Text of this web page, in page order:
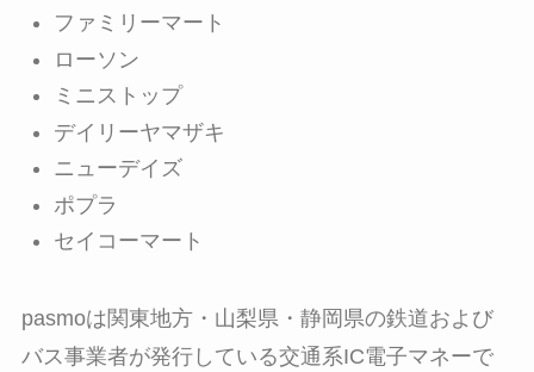
ファミリーマート
ローソン
ミニストップ
デイリーヤマザキ
ニューデイズ
ポプラ
セイコーマート
pasmoは関東地方・山梨県・静岡県の鉄道および
バス事業者が発行している交通系IC電子マネーで